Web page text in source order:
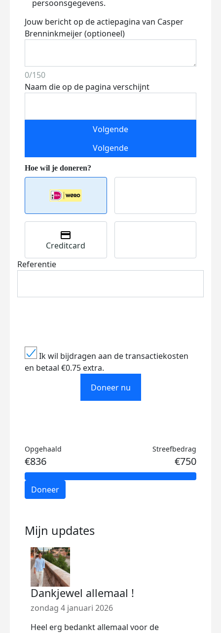
persoonsgegevens.
Jouw bericht op de actiepagina van Casper
Brenninkmeijer (optioneel)
0/150
Naam die op de pagina verschijnt
Volgende
Volgende
Creditcard
Referentie
Ik wil bijdragen aan de transactiekosten
en betaal €0.75 extra.
Doneer nu
Opgehaald
€836
Streefbedrag
€750
Doneer
Mijn updates
Dankjewel allemaal !
zondag 4 januari 2026
Heel erg bedankt allemaal voor de